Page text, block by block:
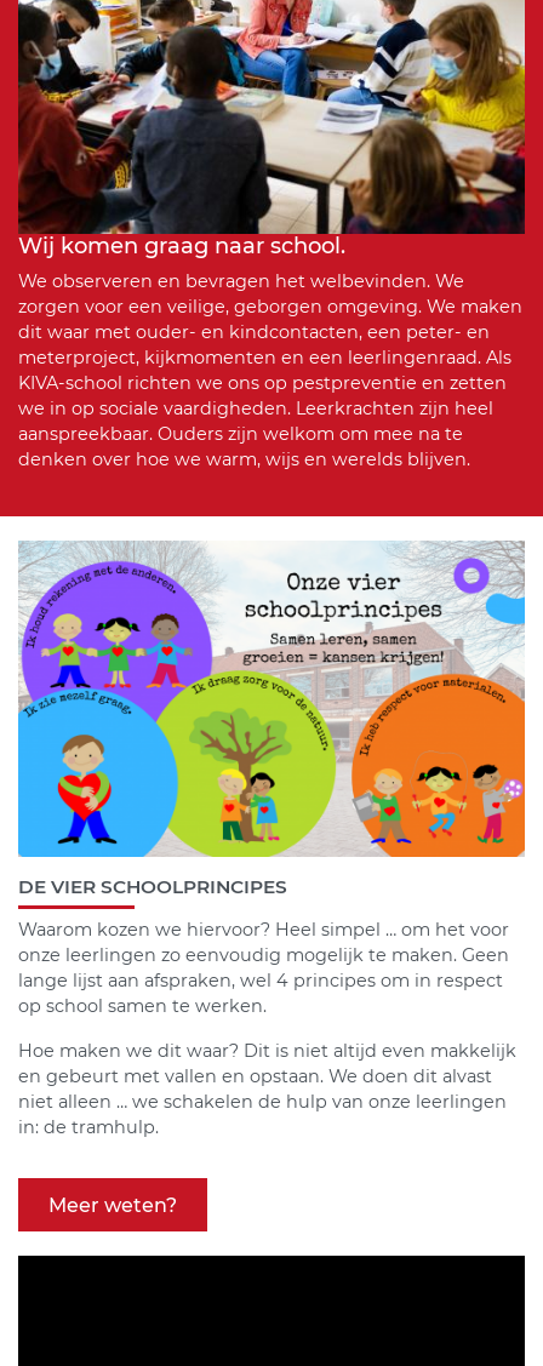
Wij komen graag naar school.
We observeren en bevragen het welbevinden. We
zorgen voor een veilige, geborgen omgeving. We maken
dit waar met ouder- en kindcontacten, een peter- en
meterproject, kijkmomenten en een leerlingenraad. Als
KIVA-school richten we ons op pestpreventie en zetten
we in op sociale vaardigheden. Leerkrachten zijn heel
aanspreekbaar. Ouders zijn welkom om mee na te
denken over hoe we warm, wijs en werelds blijven.
DE VIER SCHOOLPRINCIPES
Waarom kozen we hiervoor? Heel simpel … om het voor
onze leerlingen zo eenvoudig mogelijk te maken. Geen
lange lijst aan afspraken, wel 4 principes om in respect
op school samen te werken.
Hoe maken we dit waar? Dit is niet altijd even makkelijk
en gebeurt met vallen en opstaan. We doen dit alvast
niet alleen … we schakelen de hulp van onze leerlingen
in: de tramhulp.
Meer weten?